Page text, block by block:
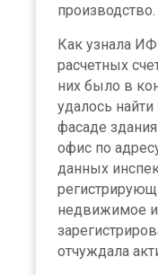
производство.
Как узнала
расчетных
них было в
удалось
фасаде
офис по
данных
недвижимое
отчуждала